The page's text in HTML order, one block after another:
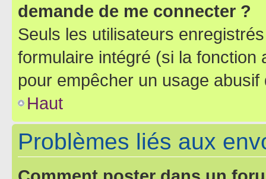
demande de me connecter ?
Seuls les utilisateurs
formulaire intégré (si la fonction
pour empêcher un usage
Haut
Problèmes liés aux